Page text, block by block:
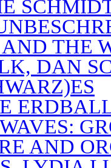
THE
DAN
AND